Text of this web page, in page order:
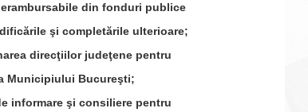
din fonduri publice
şi completările ulterioare;
direcţiilor judeţene pentru
Municipiului Bucureşti;
şi consiliere pentru